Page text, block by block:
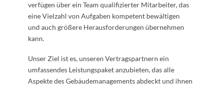
verfügen über ein Team qualifizierter Mitarbeiter, das
eine Vielzahl von Aufgaben kompetent bewältigen
und auch größere Herausforderungen übernehmen
kann.
Unser Ziel ist es, unseren Vertragspartnern ein
umfassendes Leistungspaket anzubieten, das alle
Aspekte des Gebäudemanagements abdeckt und ihnen